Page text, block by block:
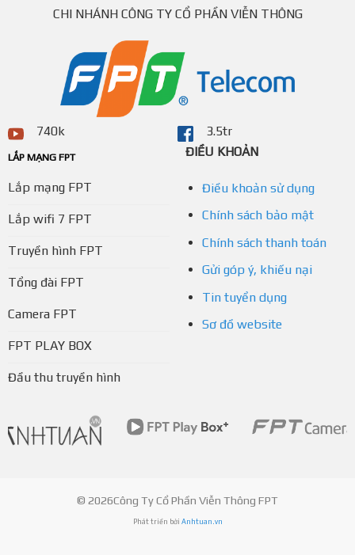
CHI NHÁNH CÔNG TY CỔ PHẦN VIỄN THÔNG
740k 3.5tr
LẮP MẠNG FPT
Lắp mạng FPT
Lắp wifi 7 FPT
Truyền hình FPT
Tổng đài FPT
Camera FPT
FPT PLAY BOX
Đầu thu truyền hình
ĐIỀU KHOẢN
Điều khoản sử dụng
Chính sách bảo mật
Chính sách thanh toán
Gửi góp ý, khiếu nại
Tin tuyển dụng
Sơ đồ website
© 2026Công Ty Cổ Phần Viễn Thông FPT
Phát triển bởi Anhtuan.vn